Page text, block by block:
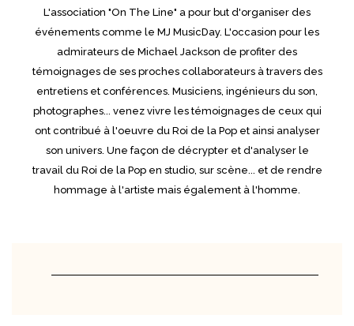
L'association "On The Line" a pour but d'organiser des
événements comme le MJ MusicDay. L'occasion pour les
admirateurs de Michael Jackson de profiter des
témoignages de ses proches collaborateurs à travers des
entretiens et conférences. Musiciens, ingénieurs du son,
photographes... venez vivre les témoignages de ceux qui
ont contribué à l'oeuvre du Roi de la Pop et ainsi analyser
son univers. Une façon de décrypter et d'analyser le
travail du Roi de la Pop en studio, sur scène... et de rendre
hommage à l'artiste mais également à l'homme.